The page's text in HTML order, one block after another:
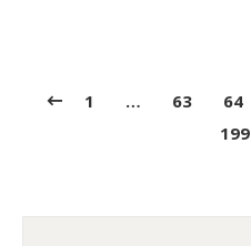
1 … 63 64
199